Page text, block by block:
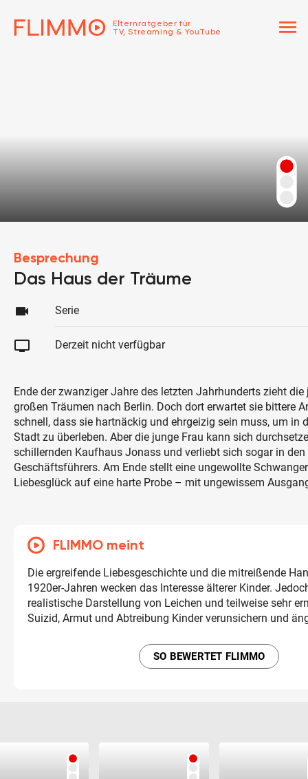
Elternratgeber für
TV, Streaming & YouTube
menu
Besprechung
Das Haus der Träume
videocam Serie
tv Derzeit nicht verfügbar
Ende der zwanziger Jahre des letzten Jahrhunderts zieht
großen Träumen nach Berlin. Doch dort erwartet sie bittere
schnell, dass sie hartnäckig und ehrgeizig sein muss, um in
Stadt zu überleben. Aber die junge Frau kann sich
schillernden Kaufhaus Jonass und verliebt sich sogar in den
Geschäftsführers. Am Ende stellt eine ungewollte
Liebesglück auf eine harte Probe – mit ungewissem
FLIMMO meint
Die ergreifende Liebesgeschichte und die mitreißende
1920er-Jahren wecken das Interesse älterer Kinder.
realistische Darstellung von Leichen und teilweise sehr
Suizid, Armut und Abtreibung Kinder verunsichern und
SO BEWERTET FLIMMO